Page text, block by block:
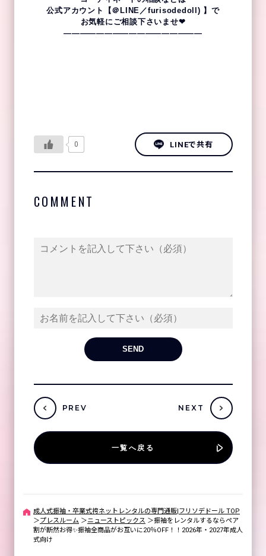
公式アカウント【＠LINE／furisodedoll) 】で
お気軽にご相談下さいませ❤
—————————————————
0 LINEで共有
COMMENT
PREV NEXT
一覧へ戻る
成人式振袖・卒業式袴ネットレンタルの専門通販|フリソデドール TOP
＞プレスルーム ＞ニューストピックス ＞振袖をレンタルするならペア
割が断然お得✨振袖全商品がお互いに20％OFF！！2026年・2027年成人
式向け